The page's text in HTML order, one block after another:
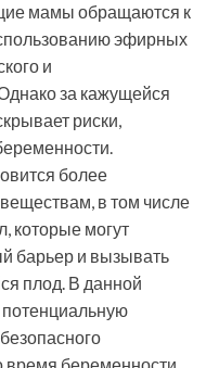
мамы обращаются к
эфирных
и
за кажущейся
риски,
более
в том числе
которые могут
барьер и вызывать
плод. В данной